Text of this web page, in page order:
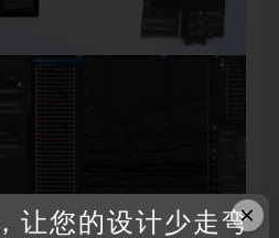
×
让您的设计少走弯